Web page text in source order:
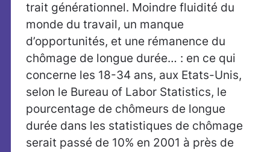
trait générationnel. Moindre fluidité du
monde du travail, un manque
d’opportunités, et une rémanence du
chômage de longue durée… : en ce qui
concerne les 18-34 ans, aux Etats-Unis,
selon le Bureau of Labor Statistics, le
pourcentage de chômeurs de longue
durée dans les statistiques de chômage
serait passé de 10% en 2001 à près de